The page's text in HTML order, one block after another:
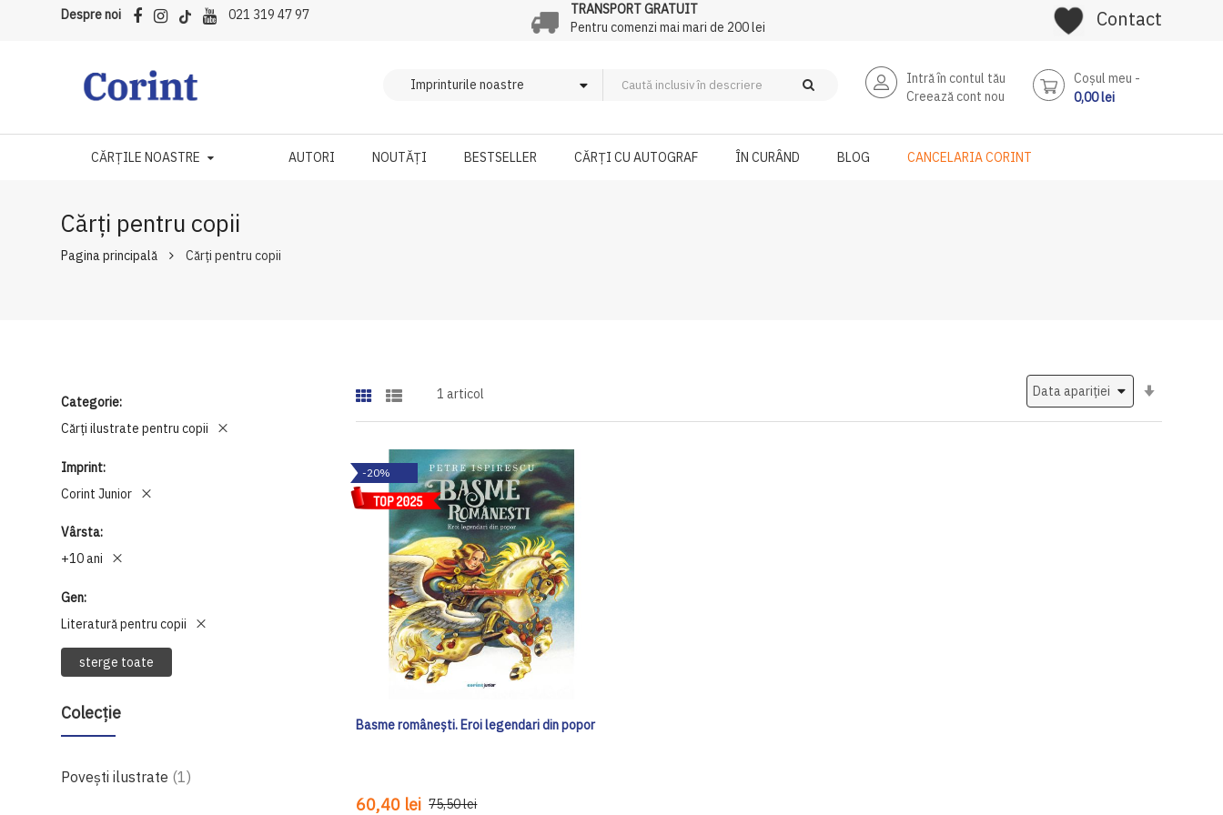
Despre noi 021 319 47 97
TRANSPORT GRATUIT
Pentru comenzi mai mari de 200 lei
Contact
Intră în contul tău
Creează cont nou
Coşul meu
0,00 lei
CĂRȚILE NOASTRE AUTORI NOUTĂȚI BESTSELLER CĂRȚI CU AUTOGRAF ÎN CURÂND BLOG CANCELARIA CORINT
Cărți pentru copii
Pagina principală Cărți pentru copii
Categorie
Cărți ilustrate pentru copii
Imprint
Corint Junior
Vârsta
+10 ani
Gen
Literatură pentru copii
sterge toate
Colecție
Povești ilustrate 1produs
1 articol
-20%
Basme românești. Eroi legendari din popor
60,40 lei 75,50 lei